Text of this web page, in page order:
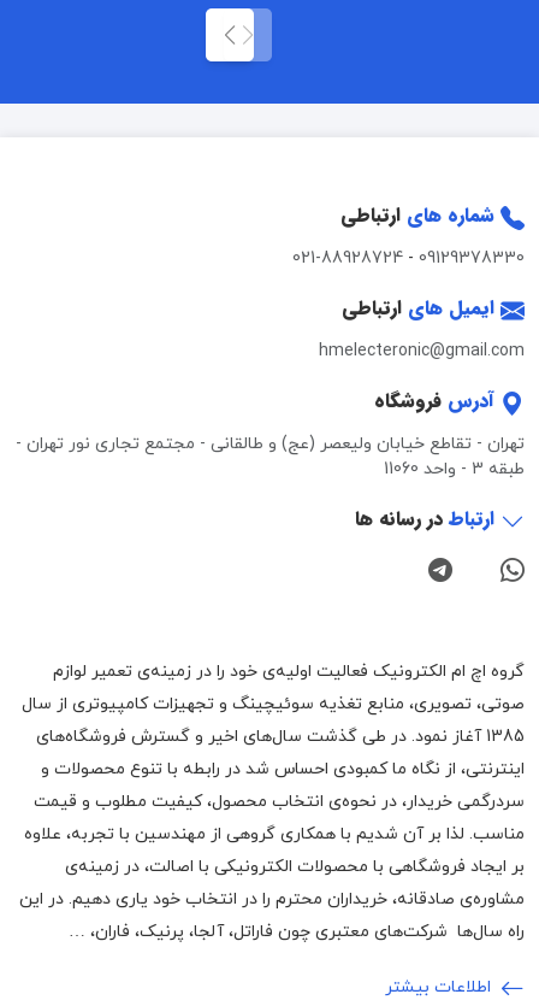
شماره های ارتباطی
09129378330
-
021-88928724
ایمیل های ارتباطی
hmelecteronic@gmail.com
آدرس فروشگاه
تهران - تقاطع خیابان ولیعصر (عج) و طالقانی - مجتمع تجاری نور تهران -
طبقه 3 - واحد 11060
ارتباطدر رسانه ها
گروه اچ ام الکترونیک فعالیت اولیه‌ی خود را در زمینه‌‌ی تعمیر لوازم
صوتی، تصویری، منابع تغذیه سوئیچینگ و تجهیزات کامپیوتری از سال
1385 آغاز نمود. در طی گذشت سال‌های اخیر و گسترش فروشگاه‌های
اینترنتی، از نگاه ما کمبودی احساس شد در رابطه با تنوع محصولات و
سردرگمی خریدار، در نحوه‌ی انتخاب محصول، کیفیت مطلوب و قیمت
مناسب. لذا بر آن شدیم با همکاری گروهی از مهندسین با تجربه، علاوه
بر ایجاد فروشگاهی با محصولات الکترونیکی با اصالت، در زمینه‌ی
مشاوره‌ی صادقانه، خریداران محترم را در انتخاب خود یاری دهیم. در این
راه سال‌ها شرکت‌های معتبری چون فاراتل، آلجا، پرنیک، فاران، …
اطلاعات بیشتر